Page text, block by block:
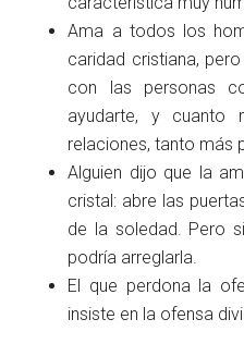
Ama a todos los
caridad cristiana,
con las personas
ayudarte, y cuanto
relaciones, tanto más
Alguien dijo que la
cristal: abre las
de la soledad. Pero
podría arreglarla.
El que perdona la
insiste en la ofensa